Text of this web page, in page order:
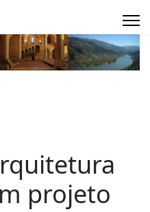
projeto